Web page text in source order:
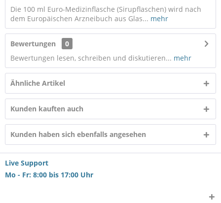
Die 100 ml Euro-Medizinflasche (Sirupflaschen) wird nach
dem Europäischen Arzneibuch aus Glas... mehr
Bewertungen
0
Bewertungen lesen, schreiben und diskutieren... mehr
Ähnliche Artikel
Kunden kauften auch
Kunden haben sich ebenfalls angesehen
Live Support
Mo - Fr: 8:00 bis 17:00 Uhr